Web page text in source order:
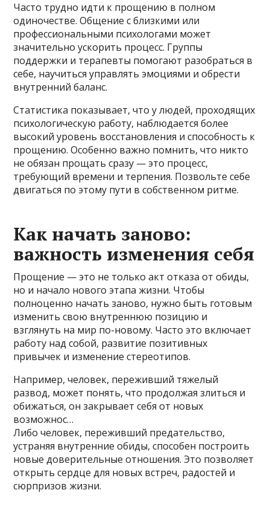
Часто трудно идти к прощению в полном
одиночестве. Общение с близкими или
профессиональными психологами может
значительно ускорить процесс. Группы
поддержки и терапевты помогают разобраться в
себе, научиться управлять эмоциями и обрести
внутренний баланс.
Статистика показывает, что у людей, проходящих
психологическую работу, наблюдается более
высокий уровень восстановления и способность к
прощению. Особенно важно помнить, что никто
не обязан прощать сразу — это процесс,
требующий времени и терпения. Позвольте себе
двигаться по этому пути в собственном ритме.
Как начать заново:
важность изменения себя
Прощение — это не только акт отказа от обиды,
но и начало нового этапа жизни. Чтобы
полноценно начать заново, нужно быть готовым
изменить свою внутреннюю позицию и
взглянуть на мир по-новому. Часто это включает
работу над собой, развитие позитивных
привычек и изменение стереотипов.
Например, человек, переживший тяжелый
развод, может понять, что продолжая злиться и
обижаться, он закрывает себя от новых
возможнос…
Либо человек, переживший предательство,
устраняя внутренние обиды, способен построить
новые доверительные отношения. Это позволяет
открыть сердце для новых встреч, радостей и
сюрпризов жизни.